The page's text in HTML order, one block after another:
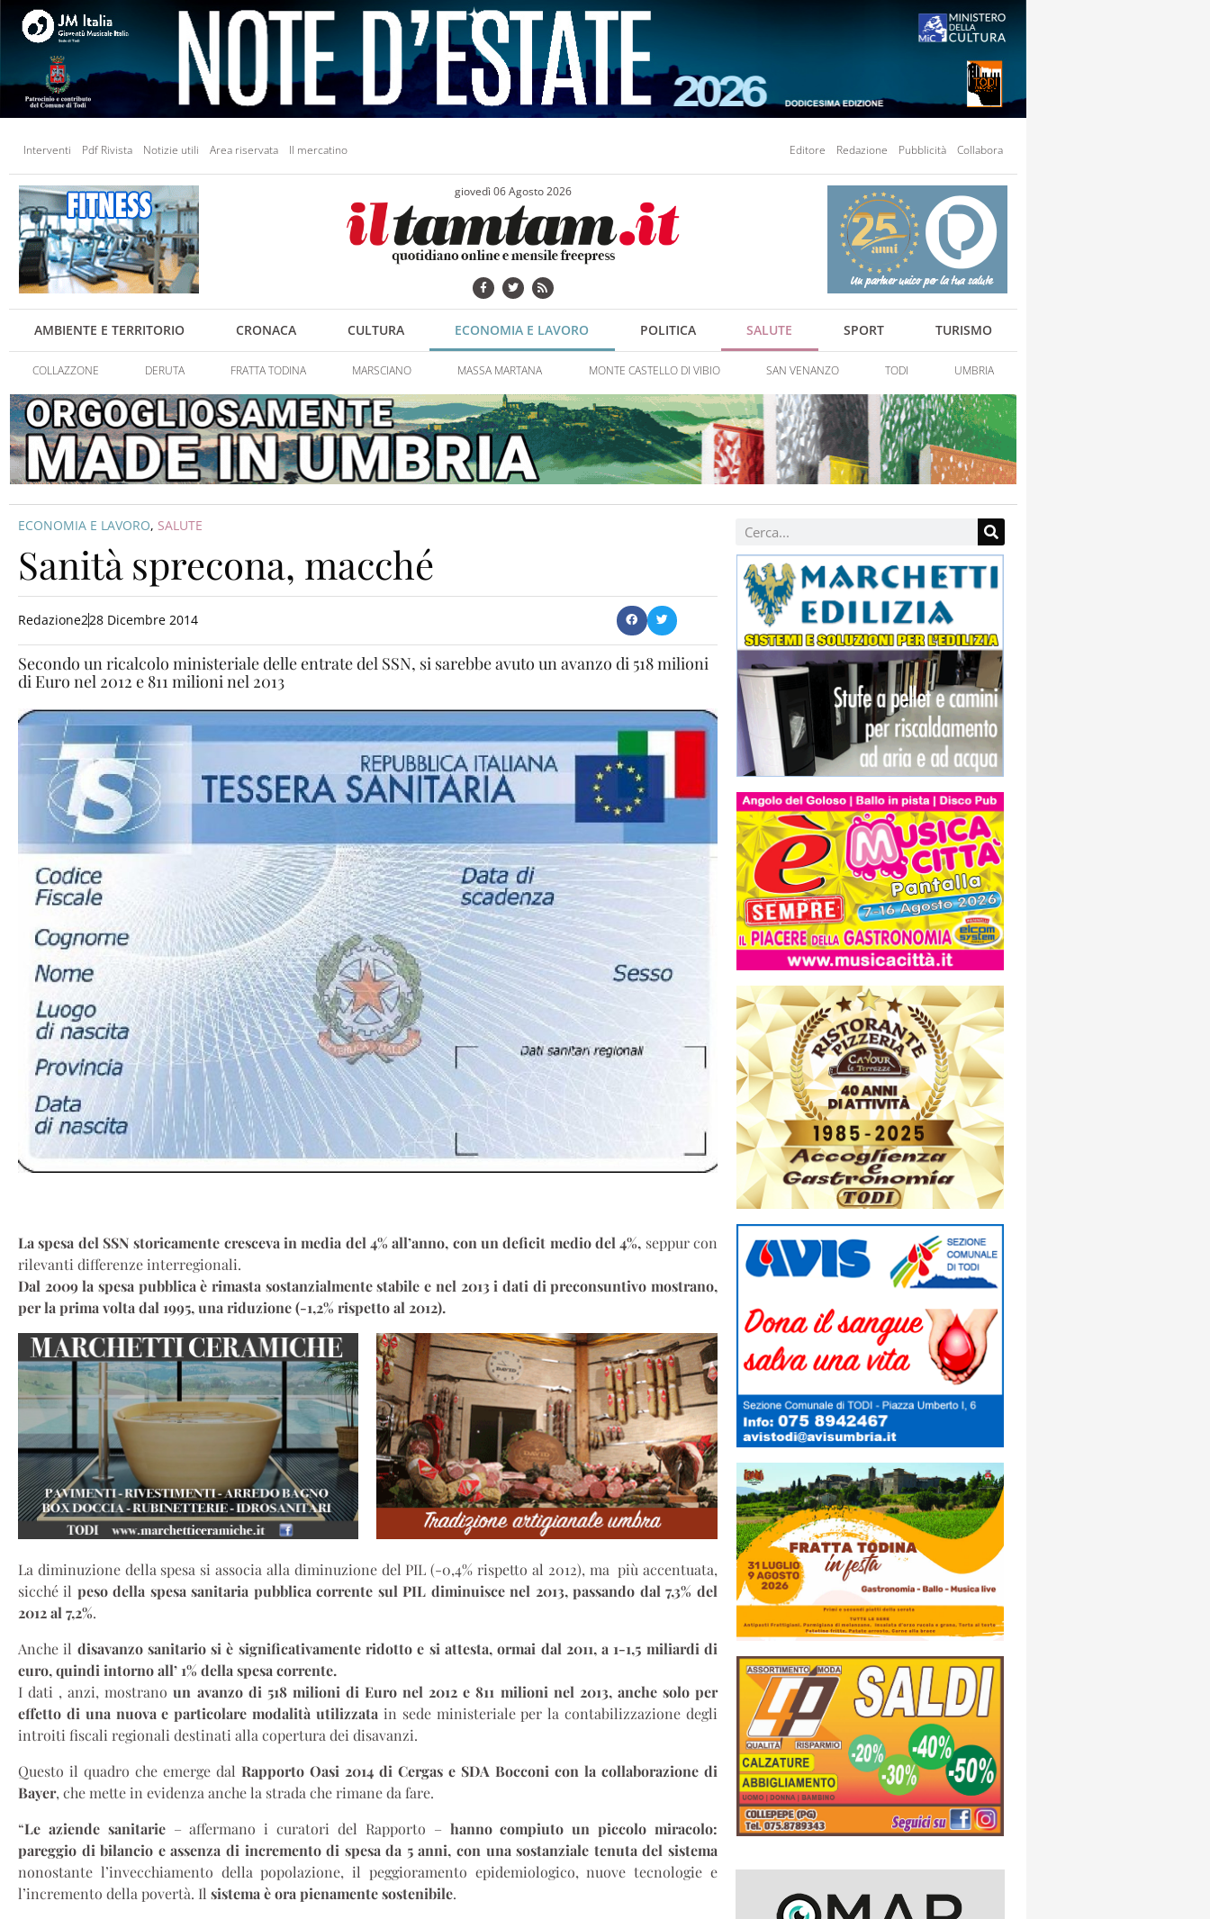
Interventi Pdf Rivista Notizie utili Area riservata Il mercatino Editore Redazione Pubblicità Collabora
giovedì 06 Agosto 2026
AMBIENTE E TERRITORIO CRONACA CULTURA ECONOMIA E LAVORO POLITICA SALUTE SPORT TURISMO
COLLAZZONE DERUTA FRATTA TODINA MARSCIANO MASSA MARTANA MONTE CASTELLO DI VIBIO SAN VENANZO TODI UMBRIA
ECONOMIA E LAVORO, SALUTE
Sanità sprecona, macché
Redazione228 Dicembre 2014
Secondo un ricalcolo ministeriale delle entrate del SSN, si sarebbe avuto un avanzo di 518 milioni
di Euro nel 2012 e 811 milioni nel 2013
La spesa del SSN storicamente cresceva in media del 4% all’anno, con un deficit medio del 4%, seppur con
rilevanti differenze interregionali.
Dal 2009 la spesa pubblica è rimasta sostanzialmente stabile e nel 2013 i dati di preconsuntivo mostrano,
per la prima volta dal 1995, una riduzione (-1,2% rispetto al 2012).
La diminuzione della spesa si associa alla diminuzione del PIL (-0,4% rispetto al 2012), ma più accentuata,
sicché il peso della spesa sanitaria pubblica corrente sul PIL diminuisce nel 2013, passando dal 7,3% del
2012 al 7,2%.
Anche il disavanzo sanitario si è significativamente ridotto e si attesta, ormai dal 2011, a 1-1,5 miliardi di
euro, quindi intorno all’ 1% della spesa corrente.
I dati , anzi, mostranoun avanzo di 518 milioni di Euro nel 2012 e 811 milioni nel 2013, anche solo per
effetto di una nuova e particolare modalità utilizzatain sede ministeriale per la contabilizzazione degli
introiti fiscali regionali destinati alla copertura dei disavanzi.
Questo il quadro che emerge dal Rapporto Oasi 2014 di Cergas e SDA Bocconi con la collaborazione di
Bayer, che mette in evidenza anche la strada che rimane da fare.
“Le aziende sanitarie– affermano i curatori del Rapporto – hanno compiuto un piccolo miracolo:
pareggio di bilancio e assenza di incremento di spesa da 5 anni, con una sostanziale tenuta del sistema
nonostante l’invecchiamento della popolazione, il peggioramento epidemiologico, nuove tecnologie e
l’incremento della povertà. Il sistema è ora pienamente sostenibile.